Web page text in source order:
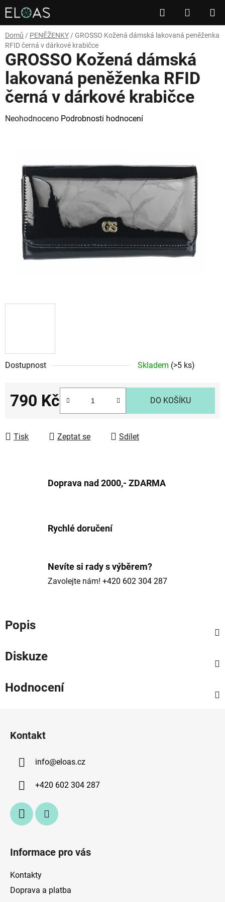
Přejít
na
obsah
Hledat
KOŠÍK
Domů / PENĚŽENKY / GROSSO Kožená dámská lakovaná peněženka
RFID černá v dárkové krabičce
Dostupnost Skladem (>5 ks)
790 Kč DO KOŠÍKU
Tisk Zeptat se Sdílet
GROSSO Kožená dámská
lakovaná peněženka RFID
černá v dárkové krabičce
Průměrné
hvězdiček.
Neohodnoceno Podrobnosti hodnocení
Doprava nad 2000,- ZDARMA
Rychlé doručení
Nevíte si rady s výběrem?
Zavolejte nám! +420 602 304 287
Popis
Diskuze
Hodnocení
Kontakt
info@eloas.cz
+420 602 304 287
Informace pro vás
Kontakty
Doprava a platba